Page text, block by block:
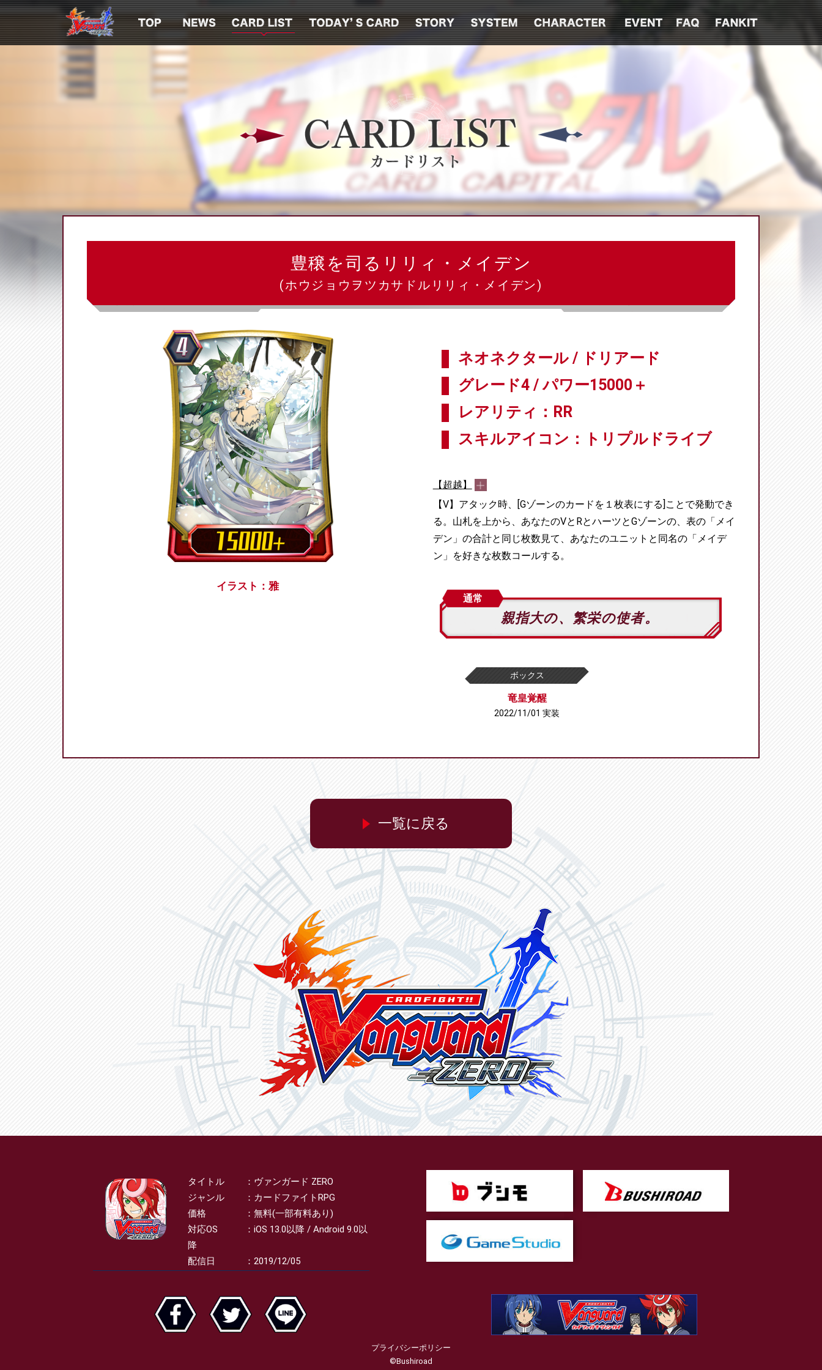
豊穣を司るリリィ・メイデン
(ホウジョウヲツカサドルリリィ・メイデン)
イラスト：雅
ネオネクタール / ドリアード
グレード4 / パワー15000＋
レアリティ：RR
スキルアイコン：トリプルドライブ
【超越】
【V】アタック時、[Gゾーンのカードを１枚表にする]ことで発動でき
る。山札を上から、あなたのVとRとハーツとGゾーンの、表の「メイ
デン」の合計と同じ枚数見て、あなたのユニットと同名の「メイデ
ン」を好きな枚数コールする。
通常
親指大の、繁栄の使者。
ボックス
竜皇覚醒
2022/11/01 実装
一覧に戻る
ヴァンガード ZERO
タイトル
ヴァンガード ZERO
ジャンル
カードファイトRPG
価格
無料(一部有料あり)
対応OS
iOS 13.0以降 / Android 9.0以
降
配信日
2019/12/05
プライバシーポリシー
©Bushiroad